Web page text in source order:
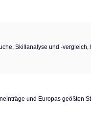
Skillanalyse und -
und Europas geößten